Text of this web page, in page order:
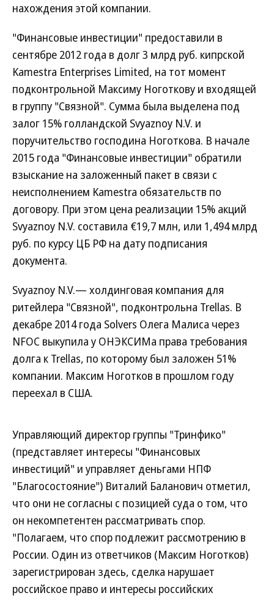
нахождения этой компании.
"Финансовые инвестиции" предоставили в
сентябре 2012 года в долг 3 млрд руб. кипрской
Kamestra Enterprises Limited, на тот момент
подконтрольной Максиму Ноготкову и входящей
в группу "Связной". Сумма была выделена под
залог 15% голландской Svyaznoy N.V. и
поручительство господина Ноготкова. В начале
2015 года "Финансовые инвестиции" обратили
взыскание на заложенный пакет в связи с
неисполнением Kamestra обязательств по
договору. При этом цена реализации 15% акций
Svyaznoy N.V. составила €19,7 млн, или 1,494 млрд
руб. по курсу ЦБ РФ на дату подписания
документа.
Svyaznoy N.V.— холдинговая компания для
ритейлера "Связной", подконтрольна Trellas. В
декабре 2014 года Solvers Олега Малиса через
NFOC выкупила у ОНЭКСИМа права требования
долга к Trellas, по которому был заложен 51%
компании. Максим Ноготков в прошлом году
переехал в США.
Управляющий директор группы "Тринфико"
(представляет интересы "Финансовых
инвестиций" и управляет деньгами НПФ
"Благосостояние") Виталий Баланович отметил,
что они не согласны с позицией суда о том, что
он некомпетентен рассматривать спор.
"Полагаем, что спор подлежит рассмотрению в
России. Один из ответчиков (Максим Ноготков)
зарегистрирован здесь, сделка нарушает
российское право и интересы российских